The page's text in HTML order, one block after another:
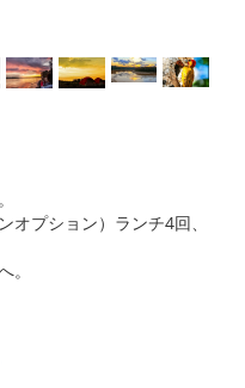
オプション）ランチ4回、
。